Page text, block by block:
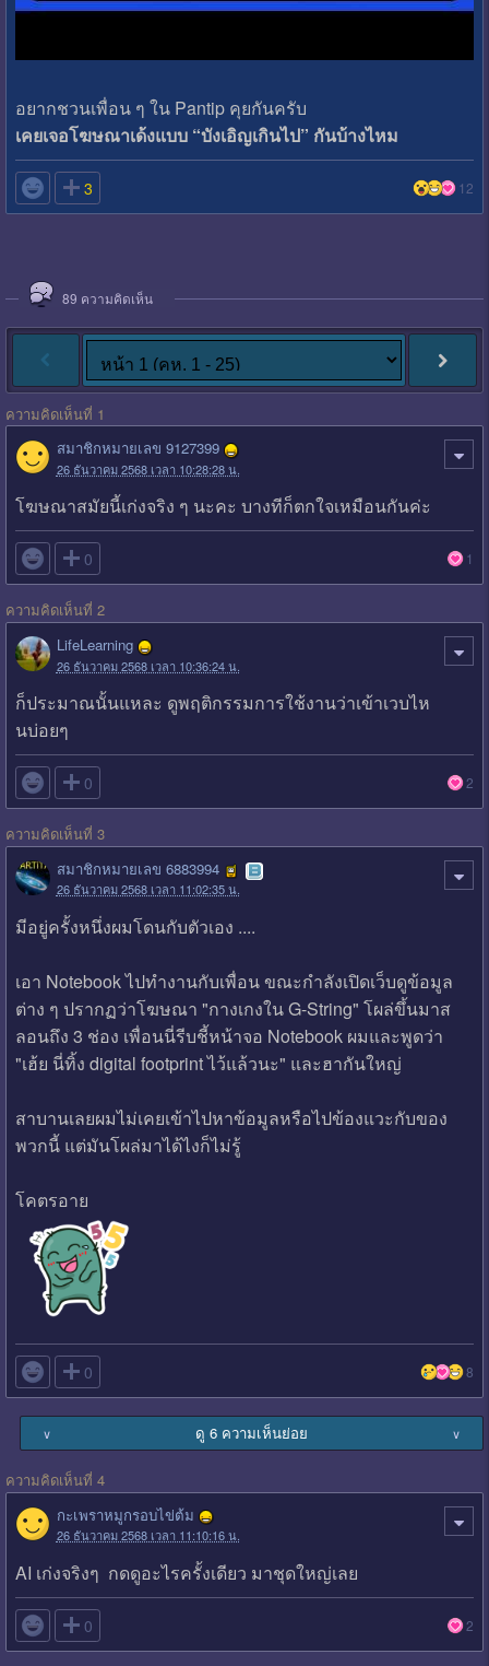
อยากชวนเพื่อน ๆ ใน Pantip คุยกันครับ
เคยเจอโฆษณาเด้งแบบ “บังเอิญเกินไป” กันบ้างไหม
 3 12
89 ความคิดเห็น
ความคิดเห็นที่ 1
สมาชิกหมายเลข 9127399
26 ธันวาคม 2568 เวลา 10:28:28 น.
โฆษณาสมัยนี้เก่งจริง ๆ นะคะ บางทีก็ตกใจเหมือนกันค่ะ
 0 1
ความคิดเห็นที่ 2
LifeLearning
26 ธันวาคม 2568 เวลา 10:36:24 น.
ก็ประมาณนั้นแหละ ดูพฤติกรรมการใช้งานว่าเข้าเวบไห
นบ่อยๆ
 0 2
ความคิดเห็นที่ 3
สมาชิกหมายเลข 6883994
26 ธันวาคม 2568 เวลา 11:02:35 น.
มีอยู่ครั้งหนึ่งผมโดนกับตัวเอง ....
เอา Notebook ไปทำงานกับเพื่อน ขณะกำลังเปิดเว็บดูข้อมูล
ต่าง ๆ ปรากฏว่าโฆษณา "กางเกงใน G-String" โผล่ขึ้นมาส
ลอนถึง 3 ช่อง เพื่อนนี่รีบชี้หน้าจอ Notebook ผมและพูดว่า
"เฮ้ย นี่ทิ้ง digital footprint ไว้แล้วนะ" และฮากันใหญ่
สาบานเลยผมไม่เคยเข้าไปหาข้อมูลหรือไปข้องแวะกับของ
พวกนี้ แต่มันโผล่มาได้ไงก็ไม่รู้
โคตรอาย
 0 8
∨ ดู 6 ความเห็นย่อย ∨
ความคิดเห็นที่ 4
กะเพราหมูกรอบไข่ต้ม
26 ธันวาคม 2568 เวลา 11:10:16 น.
AI เก่งจริงๆ กดดูอะไรครั้งเดียว มาชุดใหญ่เลย
 0 2